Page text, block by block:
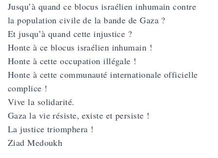
Jusqu’à quand ce blocus israélien inhumain contre
la population civile de la bande de Gaza ?
Et jusqu’à quand cette injustice ?
Honte à ce blocus israélien inhumain !
Honte à cette occupation illégale !
Honte à cette communauté internationale officielle
complice !
Vive la solidarité.
Gaza la vie résiste, existe et persiste !
La justice triomphera !
Ziad Medoukh